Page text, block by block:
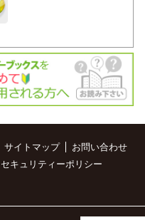
サイトマップ
お問い合わせ
セキュリティーポリシー